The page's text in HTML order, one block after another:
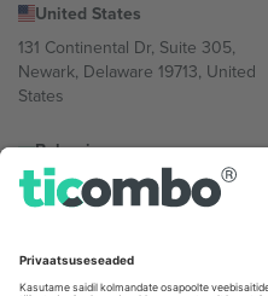
United States
131 Continental Dr, Suite 305,
Newark, Delaware 19713, United
States
Bulgaria
Regus Sofia City West, bul
Totleben 53-55, 1606 Sofia,
Mexico